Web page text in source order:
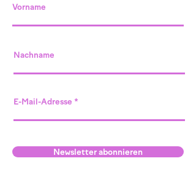
Vorname
Nachname
E-Mail-Adresse
Newsletter abonnieren